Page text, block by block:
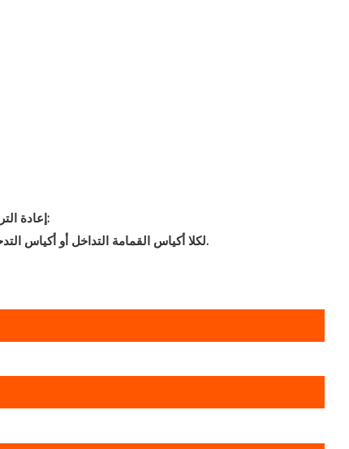
إعادة الترجيع:
لكلا أكياس القمامة التداخل أو أكياس التدحرج.